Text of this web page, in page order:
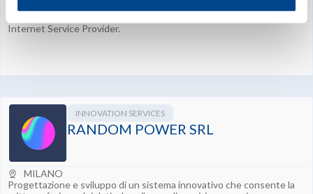
Internet Service Provider.
INNOVATION SERVICES
RANDOM POWER SRL
MILANO
Progettazione e sviluppo di un sistema innovativo che consente la